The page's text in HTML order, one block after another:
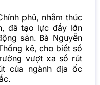
phủ, nhằm thúc
đã tạo lực đẩy lớn
sản. Bà Nguyễn
kê, cho biết số
vượt xa số rút
của ngành địa ốc